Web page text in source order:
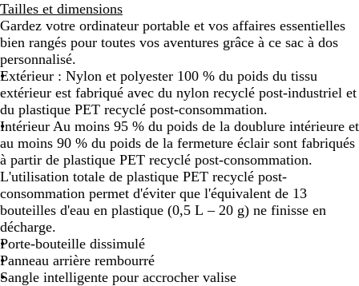
i
r
u
n
e
i
t
s
b
l
e
u
e
s
e
r
r
e
g
r
i
m
p
a
n
t
Tailles et dimensions
Gardez votre ordinateur portable et vos affaires essentielles
bien rangés pour toutes vos aventures grâce à ce sac à dos
personnalisé.
Extérieur : Nylon et polyester 100 % du poids du tissu
extérieur est fabriqué avec du nylon recyclé post-industriel et
du plastique PET recyclé post-consommation.
Intérieur Au moins 95 % du poids de la doublure intérieure et
au moins 90 % du poids de la fermeture éclair sont fabriqués
à partir de plastique PET recyclé post-consommation.
L'utilisation totale de plastique PET recyclé post-
consommation permet d'éviter que l'équivalent de 13
bouteilles d'eau en plastique (0,5 L – 20 g) ne finisse en
décharge.
Porte-bouteille dissimulé
Panneau arrière rembourré
Sangle intelligente pour accrocher valise